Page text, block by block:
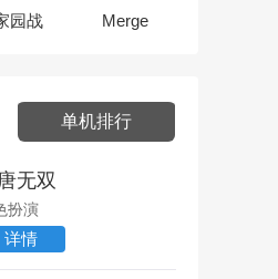
园战
Merge
单机排行
无双
扮演
详情